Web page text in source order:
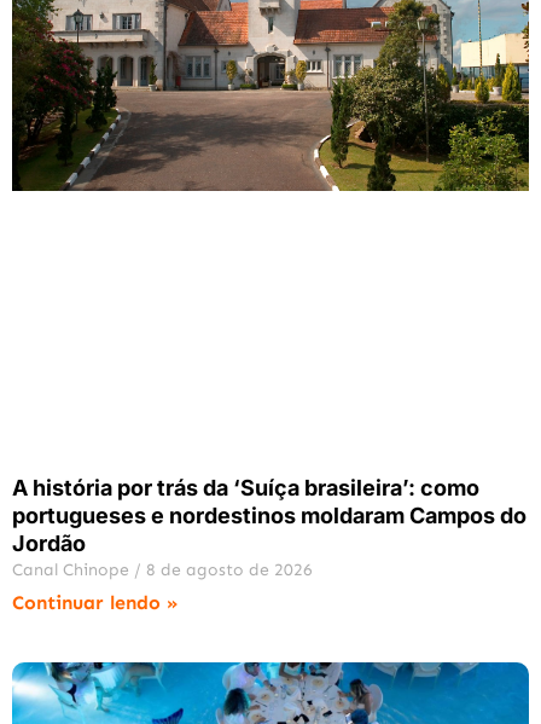
A história por trás da ‘Suíça brasileira’: como
portugueses e nordestinos moldaram Campos do
Jordão
Canal Chinope 8 de agosto de 2026
Continuar lendo »